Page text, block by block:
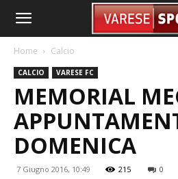
Home Calcio
CALCIO VARESE FC
MEMORIAL
DOMENICA
7 Giugno 2016, 10:49 215 0